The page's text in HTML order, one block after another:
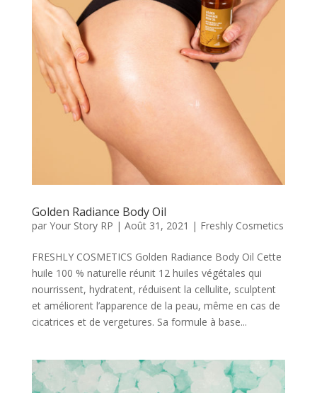
Golden Radiance Body Oil
par Your Story RP | Août 31, 2021 | Freshly Cosmetics
FRESHLY COSMETICS Golden Radiance Body Oil Cette
huile 100 % naturelle réunit 12 huiles végétales qui
nourrissent, hydratent, réduisent la cellulite, sculptent
et améliorent l’apparence de la peau, même en cas de
cicatrices et de vergetures. Sa formule à base...